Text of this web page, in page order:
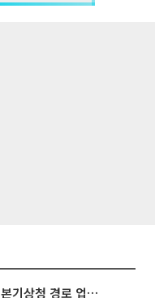
태풍 '돌핀' 오키나와 접근…일본기상청 경로 업데이트